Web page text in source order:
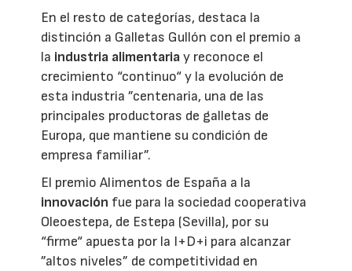
En el resto de categorías, destaca la
distinción a Galletas Gullón con el premio a
la industria alimentariay reconoce el
crecimiento “continuo“ y la evolución de
esta industria ”centenaria, una de las
principales productoras de galletas de
Europa, que mantiene su condición de
empresa familiar”.
El premio Alimentos de España a la
innovación fue para la sociedad cooperativa
Oleoestepa, de Estepa (Sevilla), por su
“firme“ apuesta por la I+D+i para alcanzar
”altos niveles” de competitividad en